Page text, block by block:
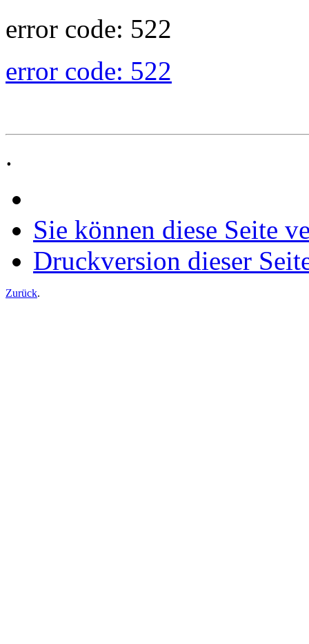
error code: 522
error code: 522
.
Sie können diese Seite
Druckversion dieser
Zurück.